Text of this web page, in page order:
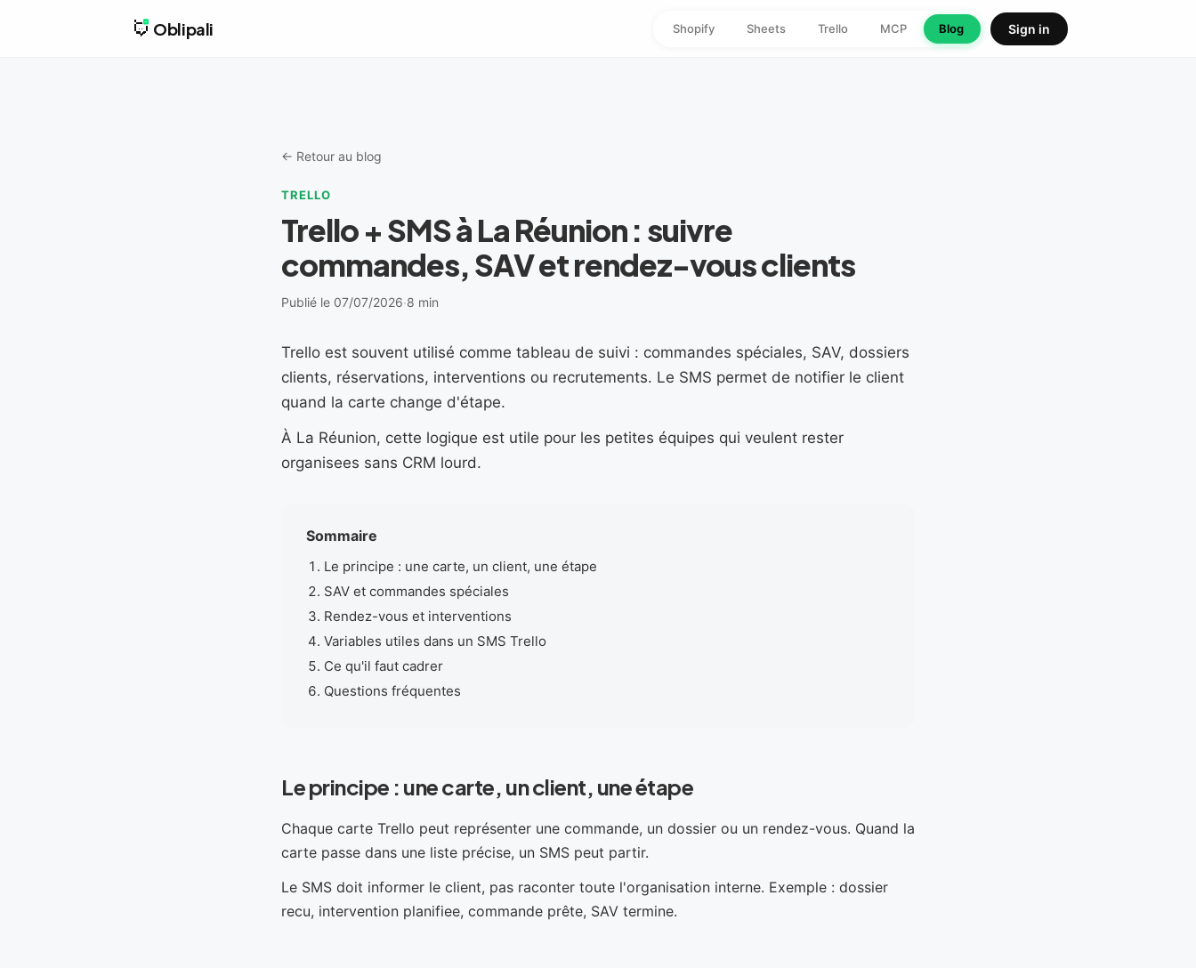
Oblipali Shopify Sheets Trello MCP Blog Sign in
← Retour au blog
TRELLO
Trello + SMS à La Réunion : suivre
commandes, SAV et rendez-vous clients
Publié le 07/07/2026·8 min
Trello est souvent utilisé comme tableau de suivi : commandes spéciales, SAV, dossiers
clients, réservations, interventions ou recrutements. Le SMS permet de notifier le client
quand la carte change d'étape.
À La Réunion, cette logique est utile pour les petites équipes qui veulent rester
organisees sans CRM lourd.
Sommaire
Le principe : une carte, un client, une étape
SAV et commandes spéciales
Rendez-vous et interventions
Variables utiles dans un SMS Trello
Ce qu'il faut cadrer
Questions fréquentes
Le principe : une carte, un client, une étape
Chaque carte Trello peut représenter une commande, un dossier ou un rendez-vous. Quand la
carte passe dans une liste précise, un SMS peut partir.
Le SMS doit informer le client, pas raconter toute l'organisation interne. Exemple : dossier
recu, intervention planifiee, commande prête, SAV termine.